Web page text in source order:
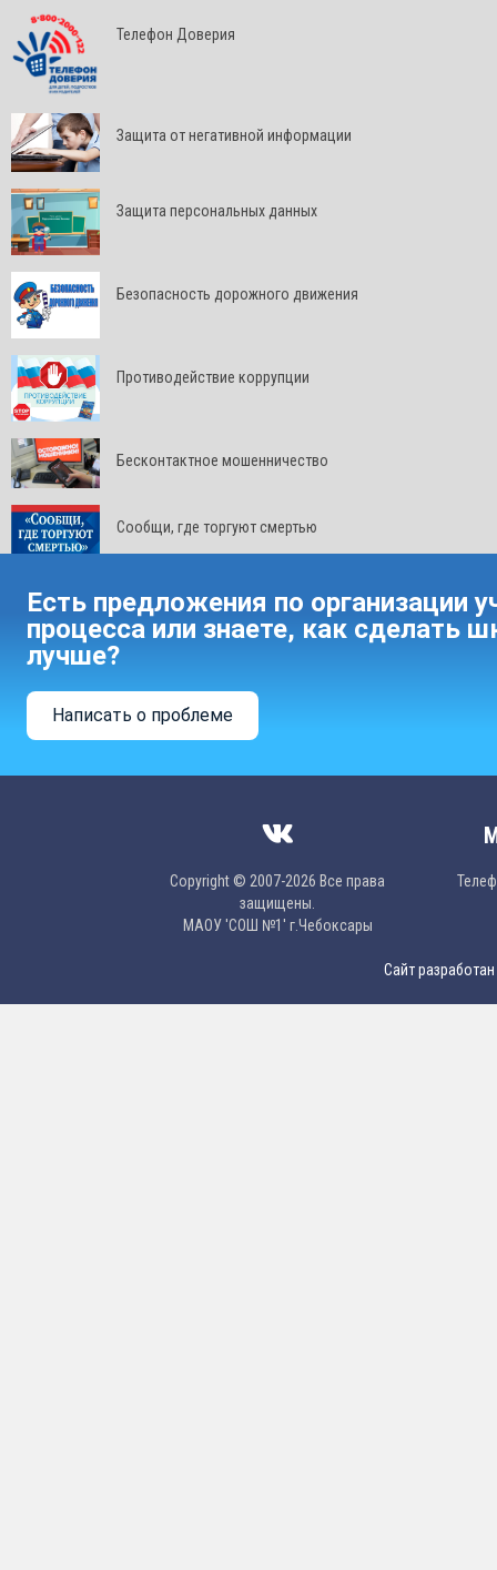
Телефон Доверия
Защита от негативной информации
Защита персональных данных
Безопасность дорожного движения
Противодействие коррупции
Бесконтактное мошенничество
Сообщи, где торгуют смертью
Есть предложения по организации
процесса или знаете, как сделать
лучше?
Написать о проблеме
Copyright © 2007-2026 Все права
защищены.
МAОУ 'CОШ №1' г.Чебоксары
Сайт